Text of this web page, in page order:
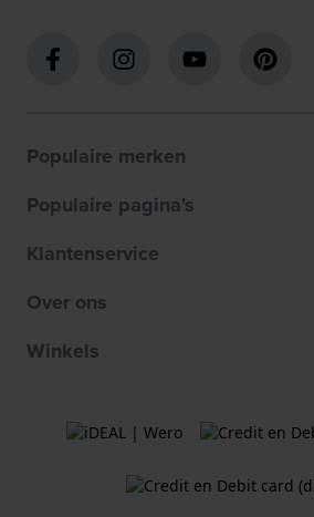
Populaire merken
Populaire pagina's
Klantenservice
Over ons
Winkels